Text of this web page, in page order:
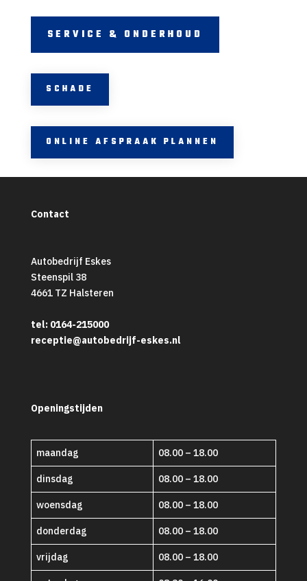
SERVICE & ONDERHOUD
SCHADE
ONLINE AFSPRAAK PLANNEN
Contact
Autobedrijf Eskes
Steenspil 38
4661 TZ Halsteren
tel: 0164-215000
receptie@autobedrijf-eskes.nl
Openingstijden
maandag 08.00 – 18.00
dinsdag 08.00 – 18.00
woensdag 08.00 – 18.00
donderdag 08.00 – 18.00
vrijdag 08.00 – 18.00